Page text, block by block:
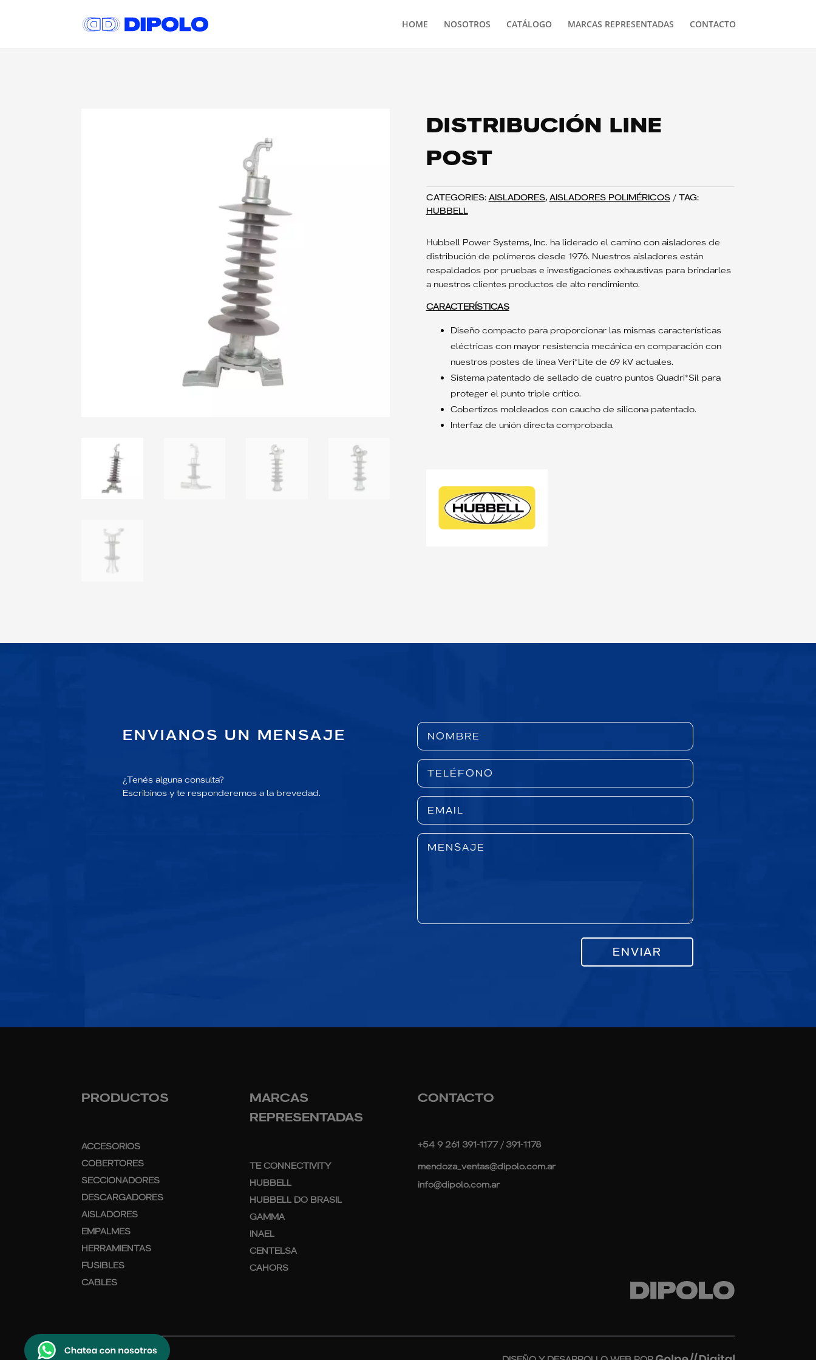
HOME NOSOTROS CATÁLOGO MARCAS REPRESENTADAS CONTACTO
DISTRIBUCIÓN LINE
POST
CATEGORIES: AISLADORES, AISLADORES POLIMÉRICOS
TAG:
HUBBELL
Hubbell Power Systems, Inc. ha liderado el camino con aisladores de
distribución de polímeros desde 1976. Nuestros aisladores están
respaldados por pruebas e investigaciones exhaustivas para brindarles
a nuestros clientes productos de alto rendimiento.
CARACTERÍSTICAS
Diseño compacto para proporcionar las mismas características
eléctricas con mayor resistencia mecánica en comparación con
nuestros postes de línea Veri*Lite de 69 kV actuales.
Sistema patentado de sellado de cuatro puntos Quadri*Sil para
proteger el punto triple crítico.
Cobertizos moldeados con caucho de silicona patentado.
Interfaz de unión directa comprobada.
ENVIANOS UN MENSAJE
¿Tenés alguna consulta?
Escribinos y te responderemos a la brevedad.
ENVIAR
PRODUCTOS
ACCESORIOS
COBERTORES
SECCIONADORES
DESCARGADORES
AISLADORES
EMPALMES
HERRAMIENTAS
FUSIBLES
CABLES
MARCAS
REPRESENTADAS
TE CONNECTIVITY
HUBBELL
HUBBELL DO BRASIL
GAMMA
INAEL
CENTELSA
CAHORS
CONTACTO
+54 9 261 391-1177 / 391-1178
mendoza_ventas@dipolo.com.ar
info@dipolo.com.ar